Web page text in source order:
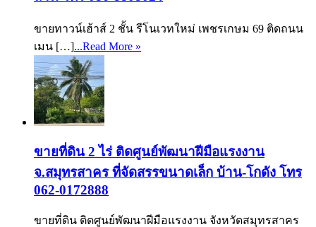
ขายทาวน์เฮ้าส์ 2 ชั้น รีโนเวทใหม่ เพชรเกษม 69 ติดถนน
เมน […]...Read More »
ขายที่ดิน 2 ไร่ ติดศูนย์พัฒนาฝีมือแรงงาน
จ.สมุทรสาคร ที่จัดสรรขนาดเล็ก บ้าน-โกดัง โทร
062-0172888
ขายที่ดิน ติดศูนย์พัฒนาฝีมือแรงงาน จังหวัดสมุทรสาคร